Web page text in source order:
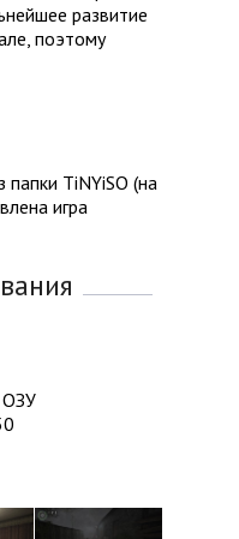
развитие
поэтому
папки TiNYiSO (на
игра
ОЗУ